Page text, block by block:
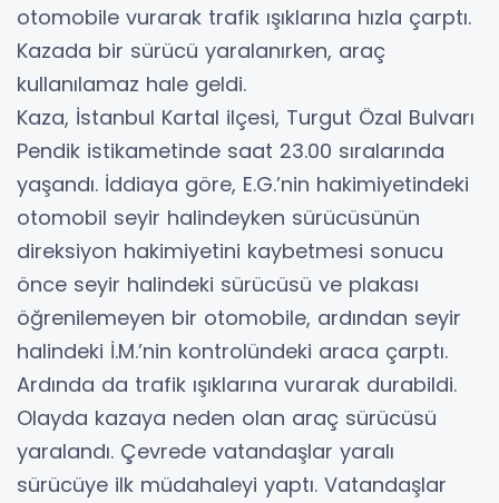
otomobile vurarak trafik ışıklarına hızla çarptı.
Kazada bir sürücü yaralanırken, araç
kullanılamaz hale geldi.
Kaza, İstanbul Kartal ilçesi, Turgut Özal Bulvarı
Pendik istikametinde saat 23.00 sıralarında
yaşandı. İddiaya göre, E.G.’nin hakimiyetindeki
otomobil seyir halindeyken sürücüsünün
direksiyon hakimiyetini kaybetmesi sonucu
önce seyir halindeki sürücüsü ve plakası
öğrenilemeyen bir otomobile, ardından seyir
halindeki İ.M.’nin kontrolündeki araca çarptı.
Ardında da trafik ışıklarına vurarak durabildi.
Olayda kazaya neden olan araç sürücüsü
yaralandı. Çevrede vatandaşlar yaralı
sürücüye ilk müdahaleyi yaptı. Vatandaşlar